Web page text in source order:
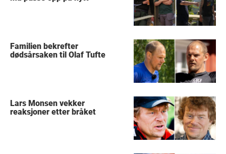
Familien bekrefter
dødsårsaken til Olaf Tufte
Lars Monsen vekker
reaksjoner etter bråket